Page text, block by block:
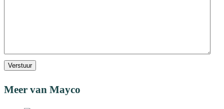
Verstuur
Meer van Mayco